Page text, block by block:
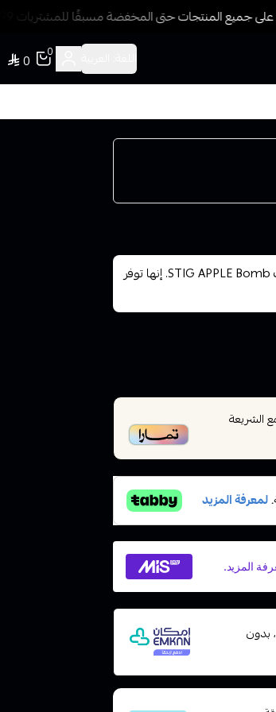
0
0
عندما تتحدث عن سحبة سيجارة للاستخدام الواحد، لا بد وأن تفكر في ستيك STIG APPLE Bomb. إنها توفر
الشريعة
بدون